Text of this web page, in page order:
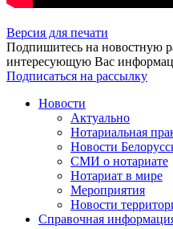
Версия для печати
Подпишитесь на новостную
интересующую Вас
Подписаться на рассылку
Новости
Актуально
Нотариальная
Новости
СМИ о нотариате
Нотариат в мире
Мероприятия
Новости
Справочная